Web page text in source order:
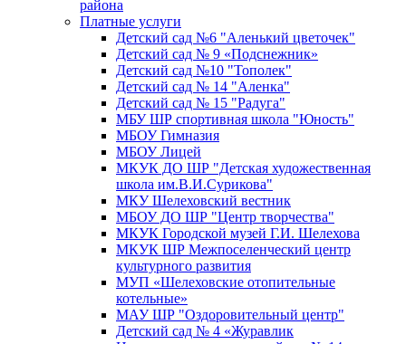
района
Платные услуги
Детский сад №6 "Аленький цветочек"
Детский сад № 9 «Подснежник»
Детский сад №10 "Тополек"
Детский сад № 14 "Аленка"
Детский сад № 15 "Радуга"
МБУ ШР спортивная школа "Юность"
МБОУ Гимназия
МБОУ Лицей
МКУК ДО ШР "Детская художественная
школа им.В.И.Сурикова"
МКУ Шелеховский вестник
МБОУ ДО ШР "Центр творчества"
МКУК Городской музей Г.И. Шелехова
МКУК ШР Межпоселенческий центр
культурного развития
МУП «Шелеховские отопительные
котельные»
МАУ ШР "Оздоровительный центр"
Детский сад № 4 «Журавлик